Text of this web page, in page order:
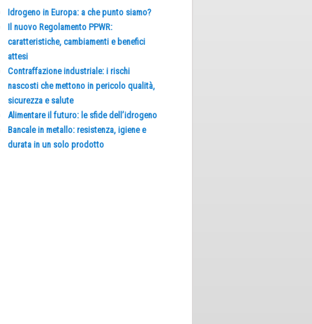
Idrogeno in Europa: a che punto siamo?
Il nuovo Regolamento PPWR:
caratteristiche, cambiamenti e benefici
attesi
Contraffazione industriale: i rischi
nascosti che mettono in pericolo qualità,
sicurezza e salute
Alimentare il futuro: le sfide dell’idrogeno
Bancale in metallo: resistenza, igiene e
durata in un solo prodotto